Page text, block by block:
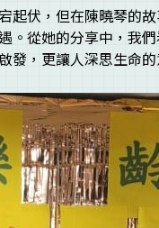
起伏，但在陳曉琴的
。從她的分享中，我
發，更讓人深思生命